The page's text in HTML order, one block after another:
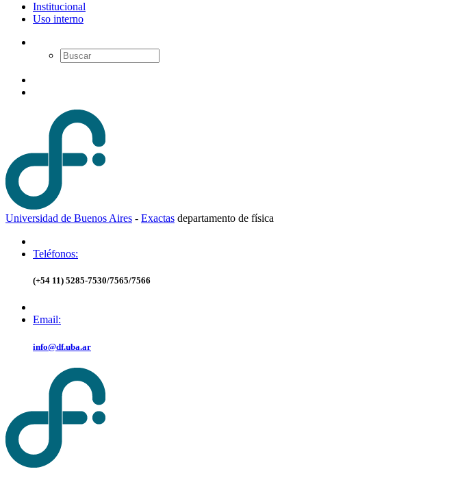
Institucional
Uso interno
Universidad de Buenos Aires - Exactas departamento de física
Teléfonos:
(+54 11) 5285-7530/7565/7566
Email:
info@df.uba.ar